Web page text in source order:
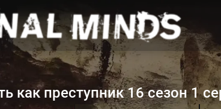
как преступник 16 сезон 1